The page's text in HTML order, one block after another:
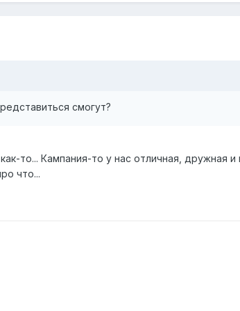
смогут?
то... Кампания-то у нас отличная, дружная и
что...